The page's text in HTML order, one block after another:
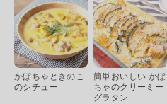
かぼちゃときのこ
のシチュー
簡単おいしい かぼ
ちゃのクリーミー
グラタン